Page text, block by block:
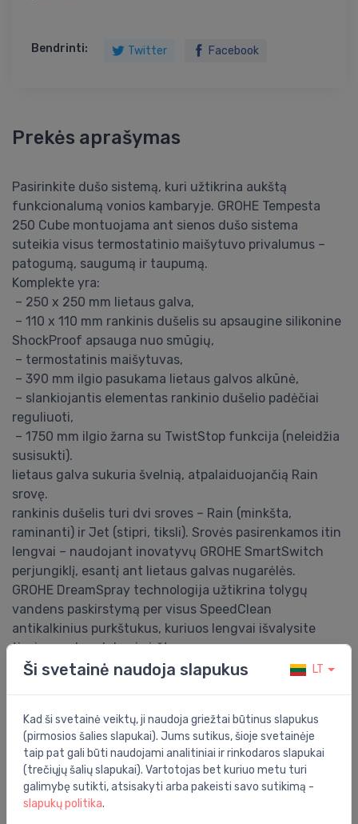
Bendrinti: Twitter Facebook
Prekės aprašymas
Pasirinkite dušo sistemą, kuri užtikrina aukštą
funkcionalumą vonios kambaryje. GROHE Tempesta
250 Cube montuojama ant sienos dušo sistema
suteikia visus termostatinio maišytuvo privalumus –
patogumą, saugumą ir taupumą.
Komplekte yra:
– 250 x 250 mm lietaus galva,
– 110 x 110 mm rankinis dušelis su apsaugine silikonine
ShockProof apsauga nuo smūgių,
– termostatinis maišytuvas,
– 390 mm ilgio pasukama lietaus galvos alkūnė,
– slankiojantis elementas rankinio dušelio padėčiai
reguliuoti,
– 1750 mm ilgio žarna su TwistStop funkcija (neleidžia
susisukti).
lietaus galva sukuria švelnią, atpalaiduojančią Rain
srovę.
rankinis dušelis turi dvi sroves – Rain (minkšta,
raminanti) ir Jet (stipri, tiksli). Srovės pasirenkamos itin
lengvai – naudojant inovatyvų GROHE SmartSwitch
perjungiklį, esantį ant lietaus galvas nugarėlės.
GROHE DreamSpray technologija užtikrina tolygų
vandens paskirstymą per visus SpeedClean
antikalkinius purkštukus, kuriuos lengvai išvalysite
tiesiog perbraukdami pirštu.
GROHE TurboStat technologija greitai reaguoja į slėgio
Saugumui užtikrinti GROHE SafeStop mygtukas
nustatytas ties 38 °C, dėl prevencijos nuo nusiplikymo.
Papildomas GROHE SafeStop Plus temperatūros
ribotuvas ties 43 °C (įeina į komplektą)
Ši svetainė naudoja slapukus LT
Kad ši svetainė veiktų, ji naudoja griežtai būtinus slapukus
(pirmosios šalies slapukai). Jums sutikus, šioje svetainėje
taip pat gali būti naudojami analitiniai ir rinkodaros slapukai
(trečiųjų šalių slapukai). Vartotojas bet kuriuo metu turi
galimybę sutikti, atsisakyti arba pakeisti savo sutikimą -
slapukų politika.